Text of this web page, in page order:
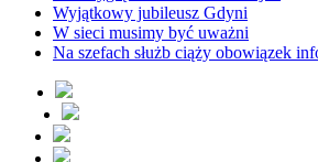
Wyjątkowy jubileusz Gdyni
W sieci musimy być uważni
Na szefach służb ciąży obowiązek